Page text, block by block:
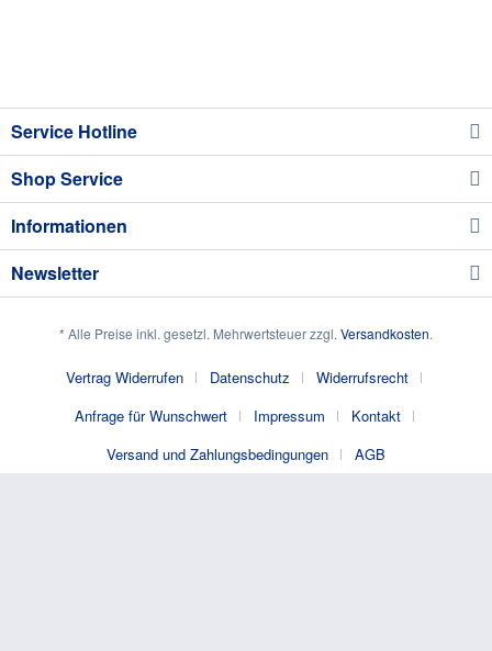
Service Hotline
Shop Service
Informationen
Newsletter
* Alle Preise inkl. gesetzl. Mehrwertsteuer zzgl. Versandkosten.
Vertrag Widerrufen Datenschutz
Widerrufsrecht
Anfrage für Wunschwert
Impressum
Kontakt
Versand und Zahlungsbedingungen
AGB